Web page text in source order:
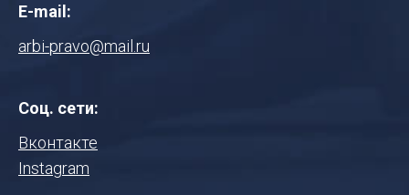
E-mail:
arbi-pravo@mail.ru
Соц. сети:
Вконтакте
Instagram